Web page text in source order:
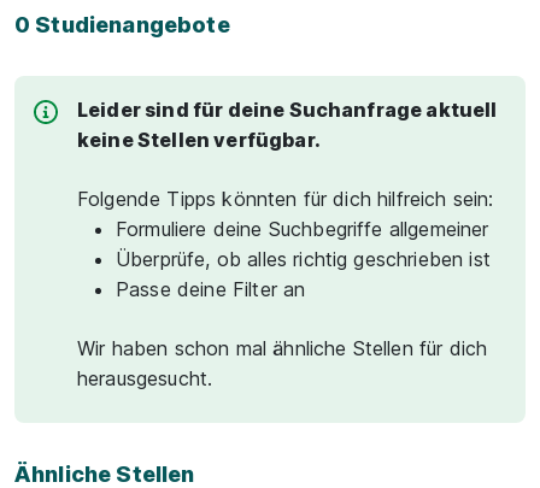
0 Studienangebote
Leider sind für deine Suchanfrage aktuell
keine Stellen verfügbar.
Folgende Tipps könnten für dich hilfreich sein:
Formuliere deine Suchbegriffe allgemeiner
Überprüfe, ob alles richtig geschrieben ist
Passe deine Filter an
Wir haben schon mal ähnliche Stellen für dich
herausgesucht.
Ähnliche Stellen